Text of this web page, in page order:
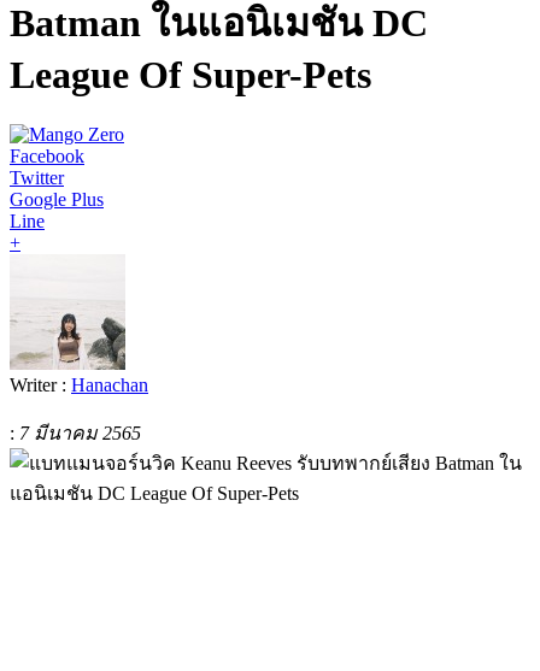
Batman ในแอนิเมชัน DC
League Of Super-Pets
Facebook
Twitter
Google Plus
Line
+
Writer : Hanachan
: 7 มีนาคม 2565